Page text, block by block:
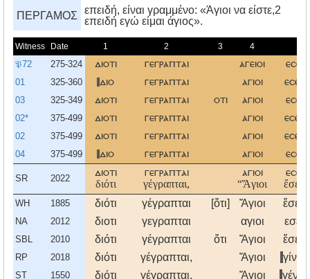
ΠΕΡΓΑΜΟΣ
επειδή, είναι γραμμένο: «Άγιοι να είστε,2
επειδή εγώ είμαι άγιος».
Witness Date 1 2 3 4
𝔓72 275-324 διοτι γεγραπται αγειοι
01 325-360 διο γεγραπται αγιοι
03 325-349 διοτι γεγραπται οτι αγιοι
02* 375-499 διοτι γεγραπται αγιοι
02 375-499 διοτι γεγραπται αγιοι
04 375-499 διο γεγραπται αγιοι
SR 2022
διοτι
διότι
γεγραπται
γέγραπται,
αγιοι
“Ἅγιοι
WH 1885 διότι γέγραπται [ὅτι] Ἅγιοι
NA 2012 διοτι γεγραπται αγιοι
SBL 2010 διότι γέγραπται ὅτι Ἅγιοι
RP 2018 διότι γέγραπται, Ἅγιοι
ST 1550 διότι γέγραπται, Ἅγιοι